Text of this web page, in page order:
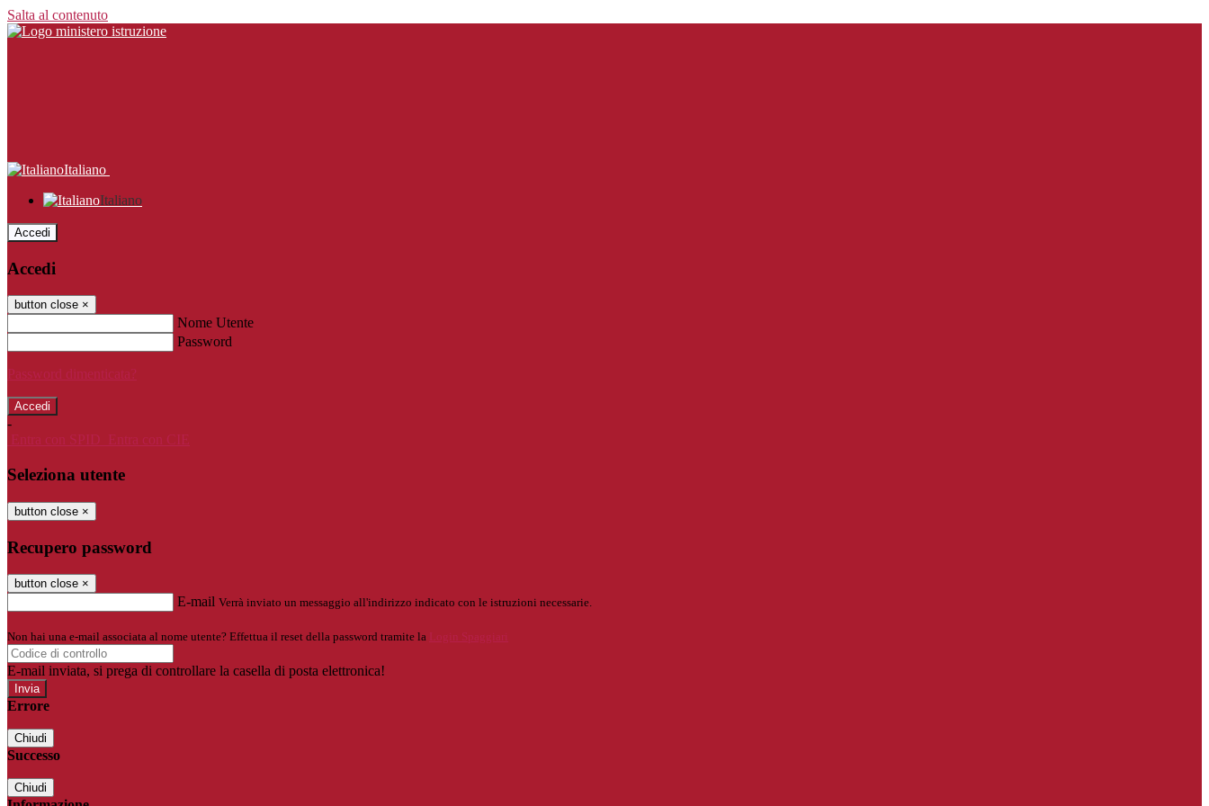
Salta al contenuto
Italiano
Italiano
Accedi
Accedi
button close ×
Nome Utente
Password
Password dimenticata?
-
Entra con SPID
Entra con CIE
Seleziona utente
button close ×
Recupero password
button close ×
E-mail Verrà inviato un messaggio all'indirizzo indicato con le istruzioni necessarie.
Non hai una e-mail associata al nome utente? Effettua il reset della password tramite la Login Spaggiari
E-mail inviata, si prega di controllare la casella di posta elettronica!
Errore
Chiudi
Successo
Chiudi